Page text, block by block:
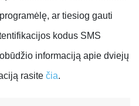
ar tiesiog gauti
kodus SMS
informaciją apie dviejų
rasite čia.